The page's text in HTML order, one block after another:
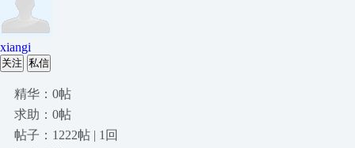
xiangi
关注 私信
精华：0帖
求助：0帖
帖子：1222帖 | 1回